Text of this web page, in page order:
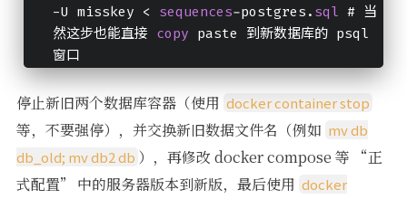
-U misskey < sequences-postgres. sql # 当
然这步也能直接 copy paste 到新数据库的 psql
窗口
停止新旧两个数据库容器（使用 docker container stop
等，不要强停），并交换新旧数据文件名（例如 mv db
db_old; mv db2 db ），再修改 docker compose 等 “正
式配置” 中的服务器版本到新版，最后使用 docker